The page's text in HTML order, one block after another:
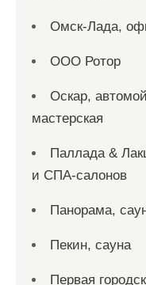
Омск-Лада,
ООО Ротор
Оскар,
мастерская
Паллада &
и СПА-салонов
Панорама,
Пекин, сауна
Первая